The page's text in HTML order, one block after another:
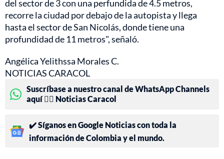
del sector de 3 con una perfundida de 4.5 metros,
recorre la ciudad por debajo de la autopista y llega
hasta el sector de San Nicolás, donde tiene una
profundidad de 11 metros", señaló.
Angélica Yelithssa Morales C.
NOTICIAS CARACOL
Suscríbase a nuestro canal de WhatsApp Channels
aquí 👉🏻 Noticias Caracol
✔️ Síganos en Google Noticias con toda la
información de Colombia y el mundo.